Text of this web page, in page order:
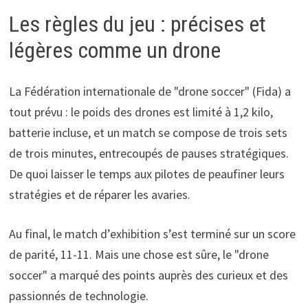
Les règles du jeu : précises et
légères comme un drone
La Fédération internationale de "drone soccer" (Fida) a
tout prévu : le poids des drones est limité à 1,2 kilo,
batterie incluse, et un match se compose de trois sets
de trois minutes, entrecoupés de pauses stratégiques.
De quoi laisser le temps aux pilotes de peaufiner leurs
stratégies et de réparer les avaries.
Au final, le match d’exhibition s’est terminé sur un score
de parité, 11-11. Mais une chose est sûre, le "drone
soccer" a marqué des points auprès des curieux et des
passionnés de technologie.